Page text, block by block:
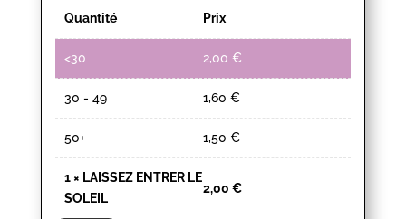
Quantité Prix
<30 2,00 €
30 - 49 1,60 €
50+ 1,50 €
1× LAISSEZ ENTRER LE
SOLEIL
2,00 €